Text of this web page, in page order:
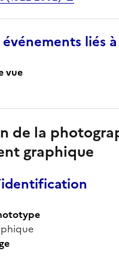
liés à
vue
de la
graphique